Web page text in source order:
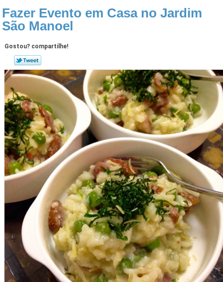
Fazer Evento em Casa no Jardim
São Manoel
Gostou? compartilhe!